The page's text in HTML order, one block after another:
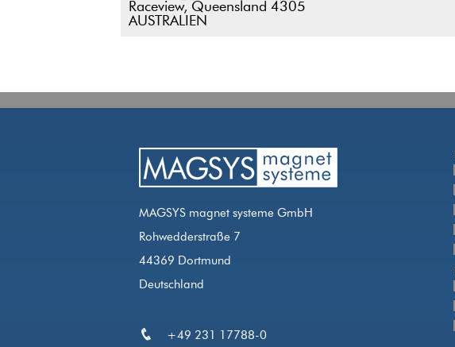
Raceview, Queensland 4305
AUSTRALIEN
MAGSYS magnet systeme GmbH
Rohwedderstraße 7
44369 Dortmund
Deutschland
+49 231 17788-0